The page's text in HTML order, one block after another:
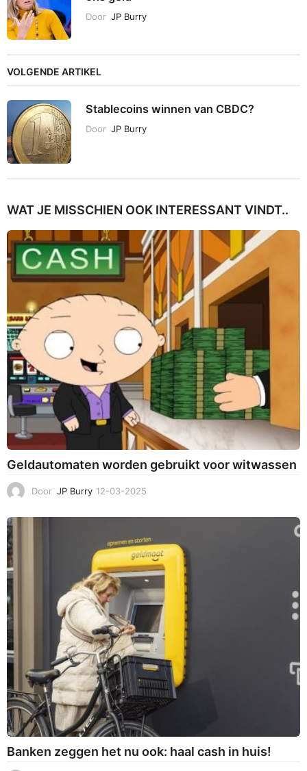
Door JP Burry
VOLGENDE ARTIKEL
Stablecoins winnen van CBDC?
Door JP Burry
WAT JE MISSCHIEN OOK INTERESSANT VINDT..
Geldautomaten worden gebruikt voor witwassen
Door JP Burry 12-03-2025
-
3
-
2
0
2
5
Banken zeggen het nu ook: haal cash in huis!